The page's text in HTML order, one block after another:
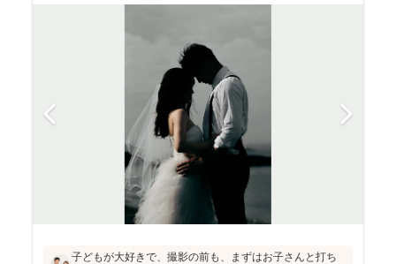
子どもが大好きで、撮影の前も、まずはお子さんと打ち